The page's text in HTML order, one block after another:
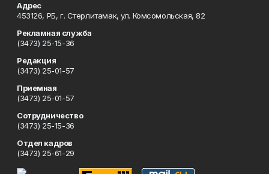
Адрес
453126, РБ, г. Стерлитамак, ул. Комсомольская, 82
Рекламная служба
(3473) 25-15-36
Редакция
(3473) 25-01-57
Приемная
(3473) 25-01-57
Сотрудничество
(3473) 25-15-36
Отдел кадров
(3473) 25-61-29